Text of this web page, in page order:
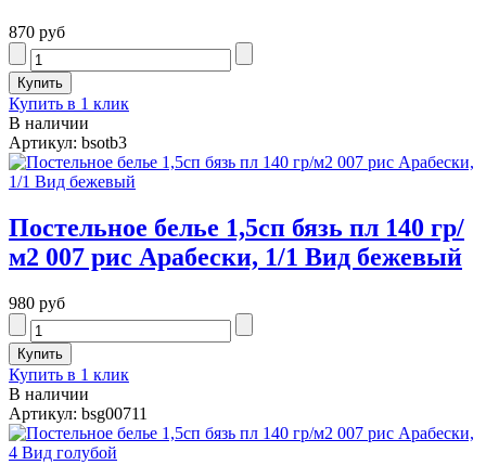
870 руб
Купить в 1 клик
В наличии
Артикул: bsotb3
Постельное белье 1,5сп бязь пл 140 гр/
м2 007 рис Арабески, 1/1 Вид бежевый
980 руб
Купить в 1 клик
В наличии
Артикул: bsg00711